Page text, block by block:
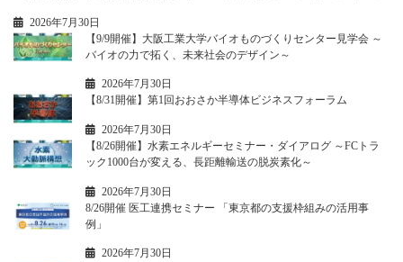
2026年7月30日
【9/9開催】大阪工業大学バイオものづくりセンター見学会 ～
バイオの力で拓く、未来社会のデザイン～
2026年7月30日
【8/31開催】第1回おおさか半導体ビジネスフォーラム
2026年7月30日
【8/26開催】水素エネルギーセミナー・ダイアログ ～FCトラ
ック1000台が変える、長距離輸送の脱炭素化～
2026年7月30日
8/26開催 医工連携セミナー 「東京都の支援枠組みの活用事
例」
2026年7月30日